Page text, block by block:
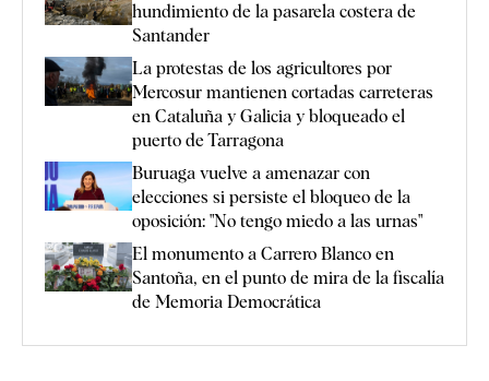
hundimiento de la pasarela costera de
Santander
La protestas de los agricultores por
Mercosur mantienen cortadas carreteras
en Cataluña y Galicia y bloqueado el
puerto de Tarragona
Buruaga vuelve a amenazar con
elecciones si persiste el bloqueo de la
oposición: "No tengo miedo a las urnas"
El monumento a Carrero Blanco en
Santoña, en el punto de mira de la fiscalía
de Memoria Democrática